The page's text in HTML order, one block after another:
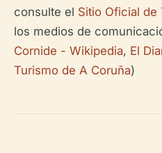
consulte el Sitio Oficial de
los medios de
Cornide - Wikipedia, El
Turismo de A Coruña)